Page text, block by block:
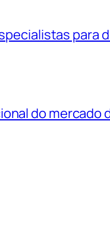
para
do mercado